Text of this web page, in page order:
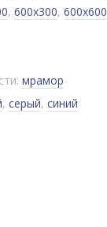
, 600x300, 600x600
мрамор
, серый, синий